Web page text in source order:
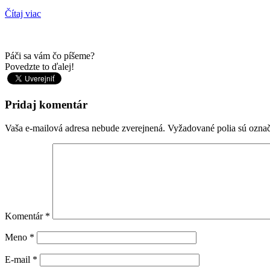
Čítaj viac
Páči sa vám čo píšeme?
Povedzte to ďalej!
Pridaj komentár
Vaša e-mailová adresa nebude zverejnená. Vyžadované polia sú
Komentár *
Meno *
E-mail *